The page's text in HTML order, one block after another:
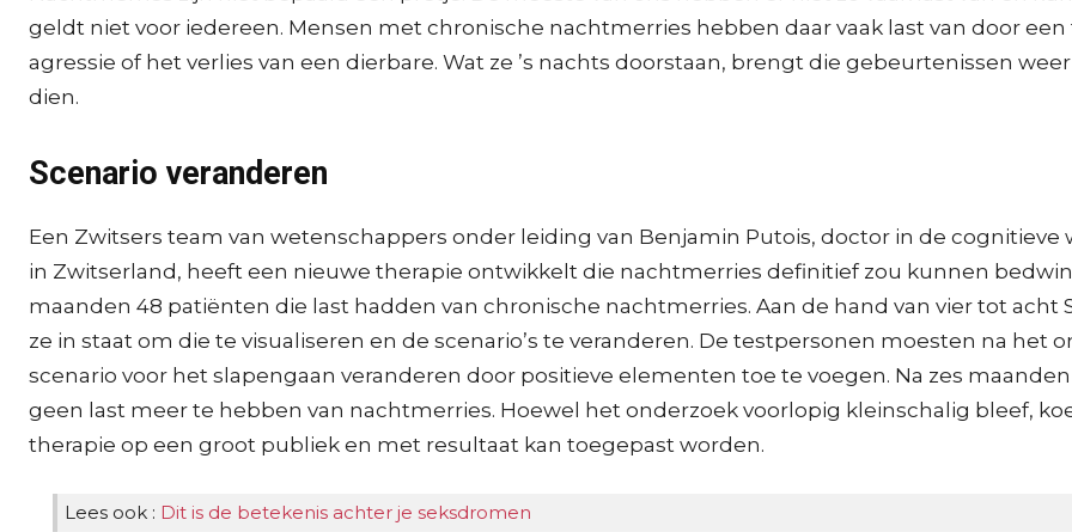
geldt niet voor iedereen. Mensen met chronische nachtmerries hebben daar vaak last van door
agressie of het verlies van een dierbare. Wat ze ’s nachts doorstaan, brengt die gebeurtenissen
dien.
Scenario veranderen
Een Zwitsers team van wetenschappers onder leiding van Benjamin Putois, doctor in de
in Zwitserland, heeft een nieuwe therapie ontwikkelt die nachtmerries definitief zou kunnen
maanden 48 patiënten die last hadden van chronische nachtmerries. Aan de hand van vier tot
ze in staat om die te visualiseren en de scenario’s te veranderen. De testpersonen moesten na
scenario voor het slapengaan veranderen door positieve elementen toe te voegen. Na zes
geen last meer te hebben van nachtmerries. Hoewel het onderzoek voorlopig kleinschalig bleef,
therapie op een groot publiek en met resultaat kan toegepast worden.
Lees ook : Dit is de betekenis achter je seksdromen